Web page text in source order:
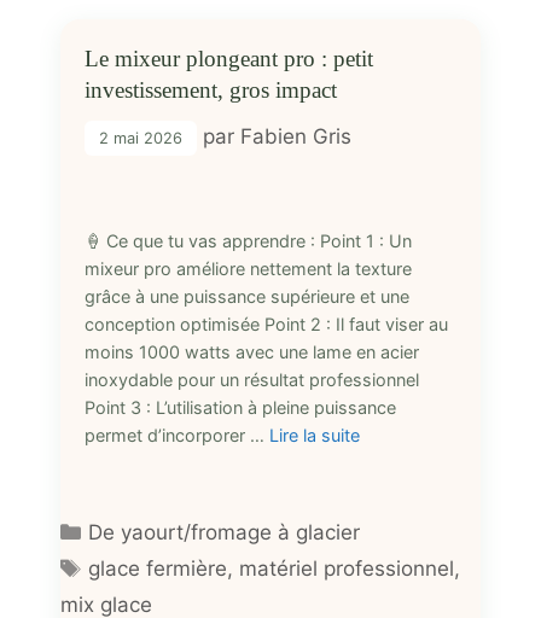
Le mixeur plongeant pro : petit
investissement, gros impact
2 mai 2026 par Fabien Gris
🍦 Ce que tu vas apprendre : Point 1 : Un
mixeur pro améliore nettement la texture
grâce à une puissance supérieure et une
conception optimisée Point 2 : Il faut viser au
moins 1000 watts avec une lame en acier
inoxydable pour un résultat professionnel
Point 3 : L’utilisation à pleine puissance
permet d’incorporer … Lire la suite
Catégories
De yaourt/fromage à glacier
Étiquettes
glace fermière, matériel professionnel,
mix glace